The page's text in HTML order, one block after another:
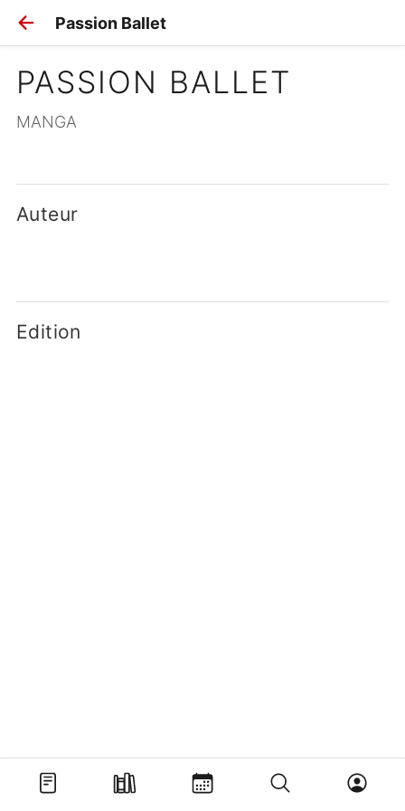
Passion Ballet
PASSION BALLET
MANGA
Auteur
Edition